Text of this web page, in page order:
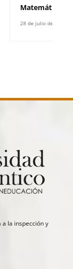
Matemáticas
28 de julio de 2026
a la inspección y